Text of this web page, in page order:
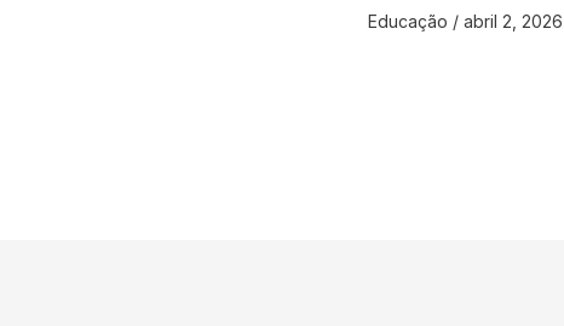
Educação / abril 2, 2026